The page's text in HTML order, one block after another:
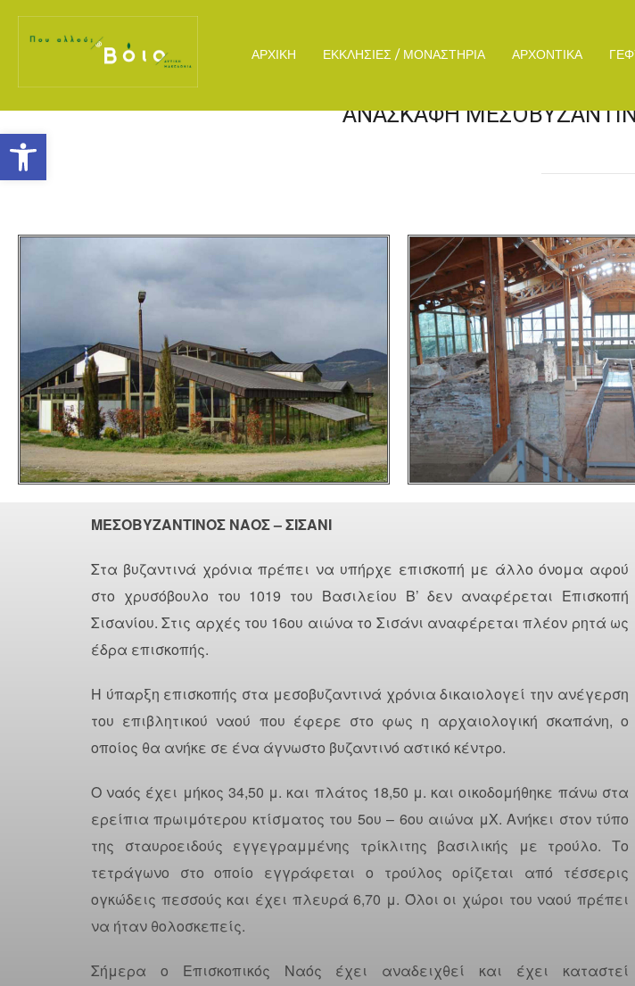
Ανοίξτε τη γραμμή εργαλείων
ΑΡΧΙΚΗ ΕΚΚΛΗΣΙΕΣ / ΜΟΝΑΣΤΗΡΙΑ ΑΡΧΟΝΤΙΚΑ
ΑΝΑΣΚΑΦΉ
ΜΕΣΟΒΥΖΑΝΤΙΝΟΣ ΝΑΟΣ – ΣΙΣΑΝΙ
Στα βυζαντινά χρόνια πρέπει να υπήρχε επισκοπή με άλλο όνομα αφού
στο χρυσόβουλο του 1019 του Βασιλείου Β’ δεν αναφέρεται Επισκοπή
Σισανίου. Στις αρχές του 16ου αιώνα το Σισάνι αναφέρεται πλέον ρητά ως
έδρα επισκοπής.
Η ύπαρξη επισκοπής στα μεσοβυζαντινά χρόνια δικαιολογεί την ανέγερση
του επιβλητικού ναού που έφερε στο φως η αρχαιολογική σκαπάνη, ο
οποίος θα ανήκε σε ένα άγνωστο βυζαντινό αστικό κέντρο.
Ο ναός έχει μήκος 34,50 μ. και πλάτος 18,50 μ. και οικοδομήθηκε πάνω στα
ερείπια πρωιμότερου κτίσματος του 5ου – 6ου αιώνα μΧ. Ανήκει στον τύπο
της σταυροειδούς εγγεγραμμένης τρίκλιτης βασιλικής με τρούλο. Το
τετράγωνο στο οποίο εγγράφεται ο τρούλος ορίζεται από τέσσερις
ογκώδεις πεσσούς και έχει πλευρά 6,70 μ. Όλοι οι χώροι του ναού πρέπει
να ήταν θολοσκεπείς.
Σήμερα ο Επισκοπικός Ναός έχει αναδειχθεί και έχει καταστεί